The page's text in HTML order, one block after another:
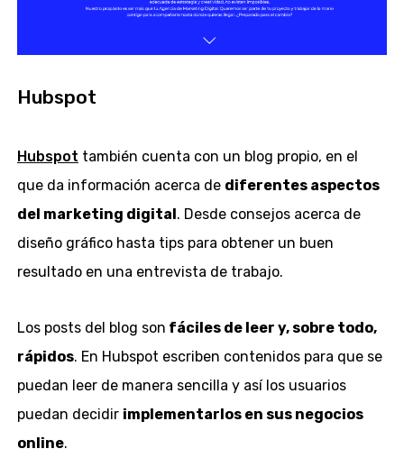
Hubspot
Hubspot también cuenta con un blog propio, en el
que da información acerca de diferentes aspectos
del marketing digital. Desde consejos acerca de
diseño gráfico hasta tips para obtener un buen
resultado en una entrevista de trabajo.
Los posts del blog son fáciles de leer y, sobre todo,
rápidos. En Hubspot escriben contenidos para que se
puedan leer de manera sencilla y así los usuarios
puedan decidir implementarlos en sus negocios
online.